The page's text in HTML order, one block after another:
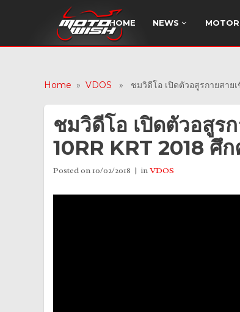
HOME NEWS
Home » VDOS » ชมวิดีโอ เปิดตัวอสูรกายสาย
ชมวิดีโอ เปิดตัวอสูร
10RR KRT 2018 ศึ
Posted on10/02/2018 inVDOS